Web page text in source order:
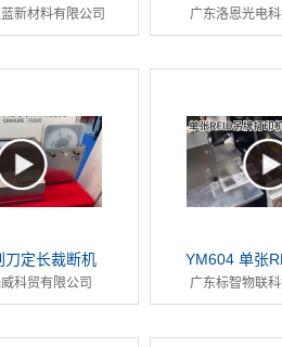
新材料有限公司 广东洛恩光电
刀定长裁断机
科贸有限公司
YM604 单张
广东标智物联